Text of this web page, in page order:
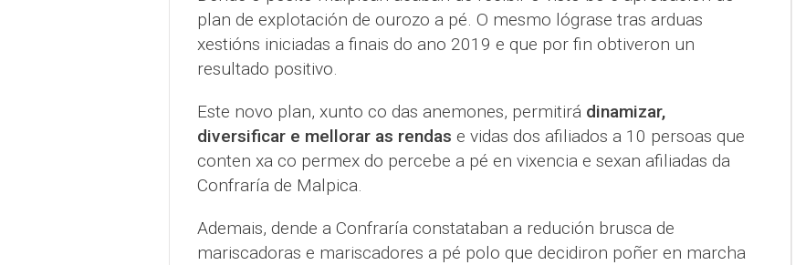
plan de explotación de ourozo a pé. O mesmo lógrase tras arduas
xestións iniciadas a finais do ano 2019 e que por fin obtiveron un
resultado positivo.
Este novo plan, xunto co das anemones, permitirá dinamizar,
diversificar e mellorar as rendas e vidas dos afiliados a 10 persoas que
conten xa co permex do percebe a pé en vixencia e sexan afiliadas da
Confraría de Malpica.
Ademais, dende a Confraría constataban a redución brusca de
mariscadoras e mariscadores a pé polo que decidiron poñer en marcha